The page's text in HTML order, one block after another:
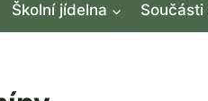
Školní jídelna Součásti